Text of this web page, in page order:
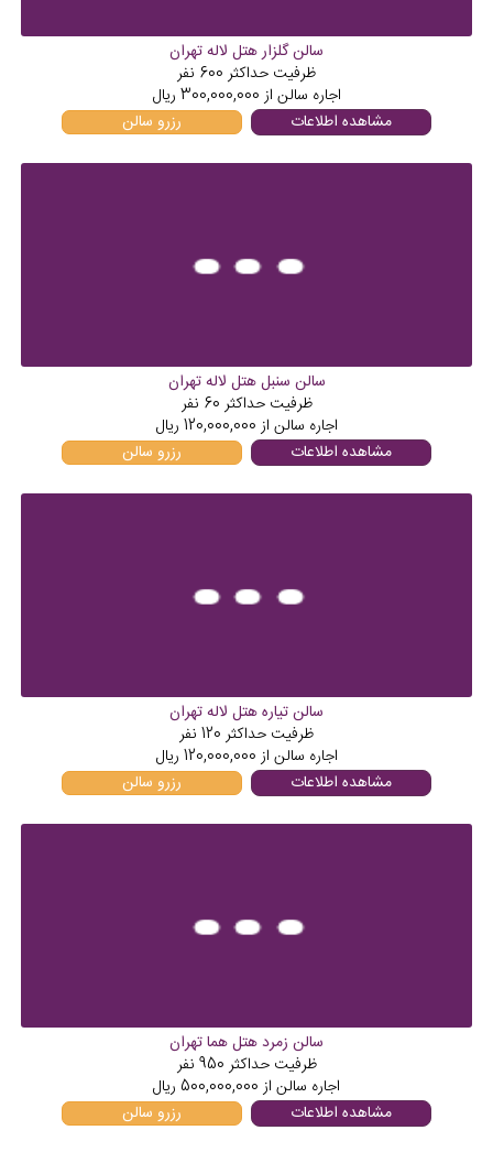
سالن گلزار هتل لاله تهران
ظرفیت حداکثر 600 نفر
اجاره سالن از300,000,000 ریال
مشاهده اطلاعات
رزرو سالن
سالن سنبل هتل لاله تهران
ظرفیت حداکثر 60 نفر
اجاره سالن از120,000,000 ریال
مشاهده اطلاعات
رزرو سالن
سالن تیاره هتل لاله تهران
ظرفیت حداکثر 120 نفر
اجاره سالن از120,000,000 ریال
مشاهده اطلاعات
رزرو سالن
سالن زمرد هتل هما تهران
ظرفیت حداکثر 950 نفر
اجاره سالن از500,000,000 ریال
مشاهده اطلاعات
رزرو سالن